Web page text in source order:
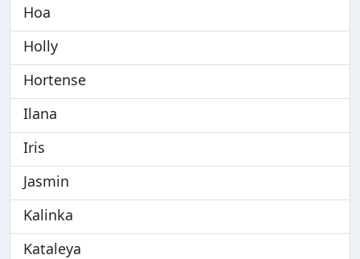
Hoa
Holly
Hortense
Ilana
Iris
Jasmin
Kalinka
Kataleya